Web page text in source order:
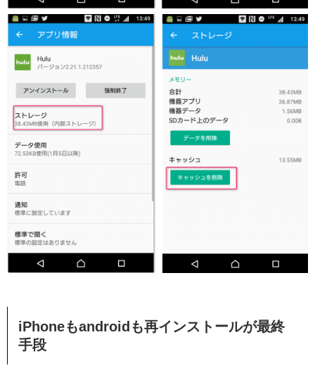
iPhoneもandroidも再インストールが最終
手段